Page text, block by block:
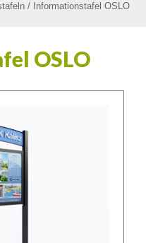
/ Informationstafel OSLO
OSLO